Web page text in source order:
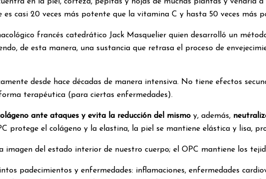
es casi 20 veces más potente que la vitamina C y hasta 50 veces más
francés catedrático Jack Masquelier quien desarrolló un
de esta manera, una sustancia que retrasa el proceso de
desde hace décadas de manera intensiva. No tiene efectos
terapéutica (para ciertas enfermedades).
ante ataques y evita la reducción del mismo y, además,
protege el colágeno y la elastina, la piel se mantiene elástica y lisa,
imagen del estado interior de nuestro cuerpo; el OPC mantiene los
padecimientos y enfermedades: inflamaciones, enfermedades